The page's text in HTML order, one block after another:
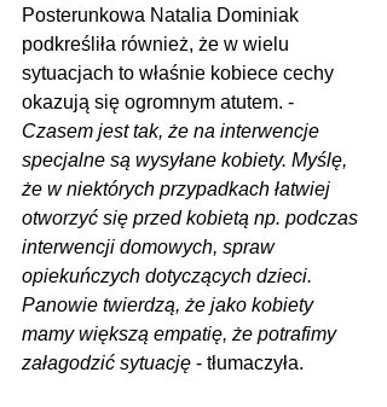
Posterunkowa Natalia Dominiak
podkreśliła również, że w wielu
sytuacjach to właśnie kobiece cechy
okazują się ogromnym atutem. -
Czasem jest tak, że na interwencje
specjalne są wysyłane kobiety. Myślę,
że w niektórych przypadkach łatwiej
otworzyć się przed kobietą np. podczas
interwencji domowych, spraw
opiekuńczych dotyczących dzieci.
Panowie twierdzą, że jako kobiety
mamy większą empatię, że potrafimy
załagodzić sytuację - tłumaczyła.